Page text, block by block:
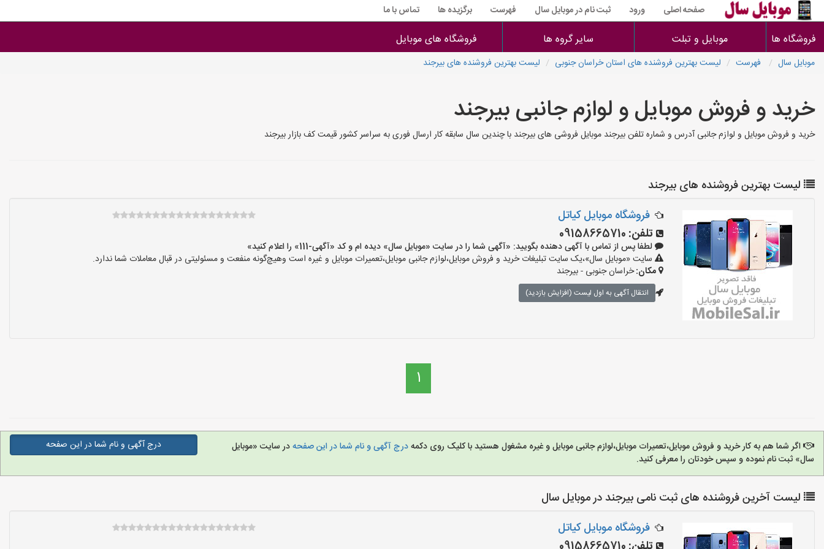
صفحه اصلی ورود ثبت نام در موبایل سال فهرست برگزیده ها تماس با ما
فروشگاه ها موبایل و تبلت سایر گروه ها فروشگاه های موبایل
موبایل سال فهرست لیست بهترین فروشنده های استان خراسان جنوبی لیست بهترین فروشنده های بیرجند
خرید و فروش موبایل و لوازم جانبی بیرجند
خرید و فروش موبایل و لوازم جانبی آدرس و شماره تلفن بیرجند موبایل فروشی های بیرجند با چندین سال سابقه کار ارسال فوری به سراسر کشور قیمت کف بازار بیرجند
لیست بهترین فروشنده های بیرجند
فروشگاه موبایل کیاتل
تلفن: 09158665710
لطفا پس از تماس با آگهی دهنده بگویید: «آگهی شما را در سایت «موبایل سال» دیده ام و کد «آگهی-111» را اعلام کنید»
سایت «موبایل سال»،یک سایت تبلیغات خرید و فروش موبایل،لوازم جانبی موبایل،تعمیرات موبایل و غیره است وهیچ‌گونه منفعت و مسئولیتی در قبال معاملات شما ندارد.
مکان:خراسان جنوبی - بیرجند
انتقال آگهی به اول لیست (افزایش بازدید)
1
اگر شما هم به کار خرید و فروش موبایل،تعمیرات موبایل،لوازم جانبی موبایل و غیره مشغول هستید با کلیک روی دکمهدرج آگهی و نام شما در این صفحهدر سایت «موبایل
سال» ثبت نام نموده و سپس خودتان را معرفی کنید.
درج آگهی و نام شما در این صفحه
لیست آخرین فروشنده های ثبت نامی بیرجند در موبایل سال
فروشگاه موبایل کیاتل